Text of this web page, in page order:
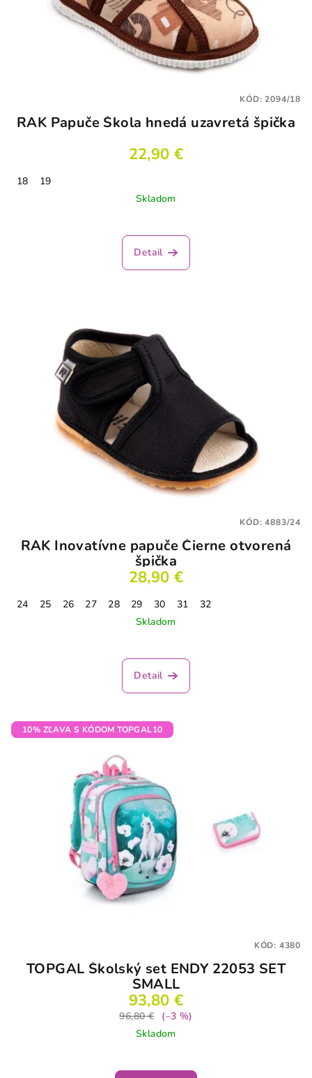
RAK Papuče Škola hnedá uzavretá špička
22,90 €
18
19
Skladom
Detail
KÓD:2094/18
RAK Inovatívne papuče Čierne otvorená
špička
28,90 €
24 25 26 27 28 29 30 31
32
Skladom
Detail
KÓD:4883/24
10% ZĽAVA S KÓDOM TOPGAL10
TOPGAL Školský set ENDY 22053 SET
SMALL
93,80 €
96,80 €
(–3 %)
Skladom
KÓD: 4380